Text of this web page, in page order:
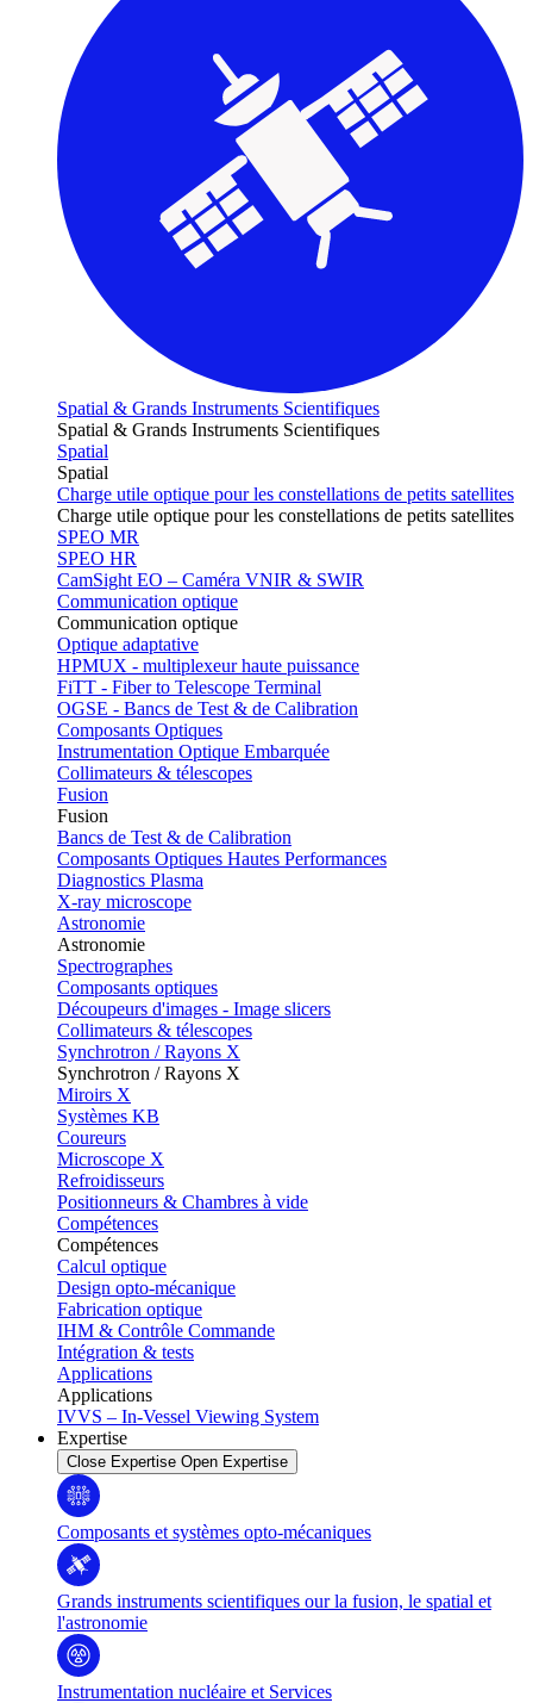
Spatial & Grands Instruments Scientifiques
Spatial & Grands Instruments Scientifiques
Spatial
Spatial
Charge utile optique pour les constellations de petits satellites
Charge utile optique pour les constellations de petits satellites
SPEO MR
SPEO HR
CamSight EO – Caméra VNIR & SWIR
Communication optique
Communication optique
Optique adaptative
HPMUX - multiplexeur haute puissance
FiTT - Fiber to Telescope Terminal
OGSE - Bancs de Test & de Calibration
Composants Optiques
Instrumentation Optique Embarquée
Collimateurs & télescopes
Fusion
Fusion
Bancs de Test & de Calibration
Composants Optiques Hautes Performances
Diagnostics Plasma
X-ray microscope
Astronomie
Astronomie
Spectrographes
Composants optiques
Découpeurs d'images - Image slicers
Collimateurs & télescopes
Synchrotron / Rayons X
Synchrotron / Rayons X
Miroirs X
Systèmes KB
Coureurs
Microscope X
Refroidisseurs
Positionneurs & Chambres à vide
Compétences
Compétences
Calcul optique
Design opto-mécanique
Fabrication optique
IHM & Contrôle Commande
Intégration & tests
Applications
Applications
IVVS – In-Vessel Viewing System
Expertise
Close Expertise Open Expertise
Composants et systèmes opto-mécaniques
Grands instruments scientifiques our la fusion, le spatial et
l'astronomie
Instrumentation nucléaire et Services